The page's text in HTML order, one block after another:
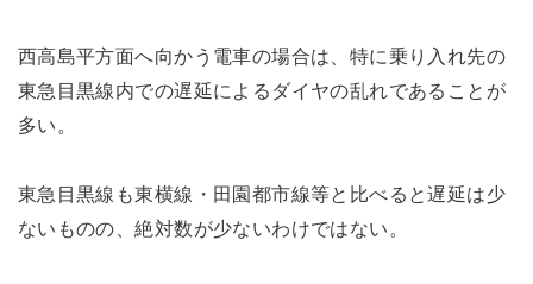
西高島平方面へ向かう電車の場合は、特に乗り入れ先の
東急目黒線内での遅延によるダイヤの乱れであることが
多い。
東急目黒線も東横線・田園都市線等と比べると遅延は少
ないものの、絶対数が少ないわけではない。